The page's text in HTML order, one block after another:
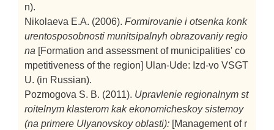
n).
Nikolaeva E.A. (2006). Formirovanie i otsenka konk
urentosposobnosti munitsipalnyh obrazovaniy regio
na [Formation and assessment of municipalities' co
mpetitiveness of the region] Ulan-Ude: Izd-vo VSGT
U. (in Russian).
Pozmogova S. B. (2011). Upravlenie regionalnym st
roitelnym klasterom kak ekonomicheskoy sistemoy
(na primere Ulyanovskoy oblasti): [Management of r